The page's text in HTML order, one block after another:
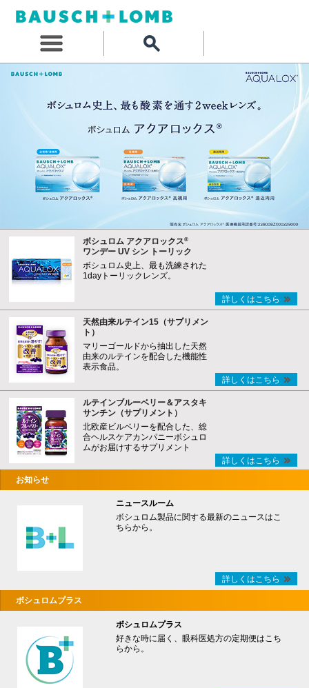
ボシュロム アクアロックス®
ワンデー UV シン トーリック
ボシュロム史上、最も洗練された
1dayトーリックレンズ。
詳しくはこちら
天然由来ルテイン15（サプリメン
ト）
マリーゴールドから抽出した天然
由来のルテインを配合した機能性
表示食品。
詳しくはこちら
ルテインブルーベリー＆アスタキ
サンチン（サプリメント）
北欧産ビルベリーを配合した、総
合ヘルスケアカンパニーボシュロ
ムがお届けするサプリメント
詳しくはこちら
お知らせ
ニュースルーム
ボシュロム製品に関する最新のニュースはこ
ちらから。
詳しくはこちら
ボシュロムプラス
ボシュロムプラス
好きな時に届く、眼科医処方の定期便はこち
らから。